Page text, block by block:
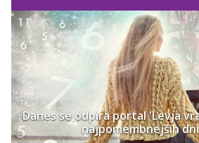
Danes se odpira portal 'Levja
najpomembnejših